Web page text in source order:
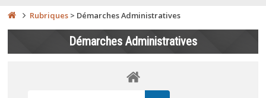
Rubriques > Démarches Administratives
Démarches Administratives